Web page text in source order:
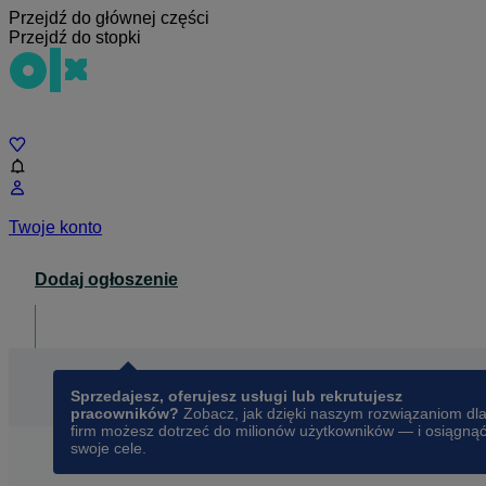
Przejdź do głównej części
Przejdź do stopki
Twoje konto
Dodaj ogłoszenie
Sprzedajesz, oferujesz usługi lub rekrutujesz
pracowników? Zobacz, jak dzięki naszym rozwiązaniom dla
firm możesz dotrzeć do milionów użytkowników — i osiągnąć
swoje cele.